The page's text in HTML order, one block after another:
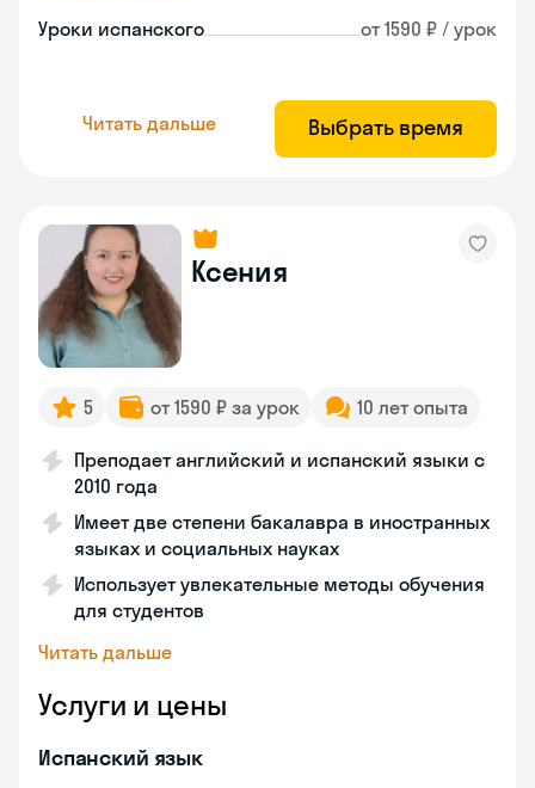
Уроки испанского от 1590 ₽ / урок
Читать дальше Выбрать время
Ксения
5 от 1590 ₽ за урок 10 лет опыта
Преподает английский и испанский языки с
2010 года
Имеет две степени бакалавра в иностранных
языках и социальных науках
Использует увлекательные методы обучения
для студентов
Читать дальше
Услуги и цены
Испанский язык